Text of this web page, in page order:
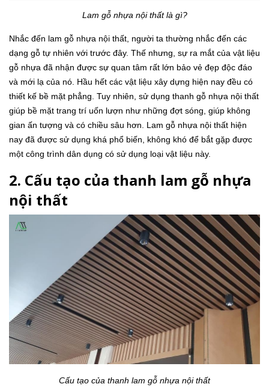
Lam gỗ nhựa nội thất là gì?
Nhắc đến lam gỗ nhựa nội thất, người ta thường nhắc đến các
dạng gỗ tự nhiên với trước đây. Thế nhưng, sự ra mắt của vật liệu
gỗ nhựa đã nhận được sự quan tâm rất lớn bảo vẻ đẹp độc đáo
và mới lạ của nó. Hầu hết các vật liệu xây dựng hiện nay đều có
thiết kế bề mặt phẳng. Tuy nhiên, sử dụng thanh gỗ nhựa nội thất
giúp bề mặt trang trí uốn lượn như những đợt sóng, giúp không
gian ấn tượng và có chiều sâu hơn. Lam gỗ nhựa nội thất hiện
nay đã được sử dụng khá phổ biến, không khó để bắt gặp được
một công trình dân dụng có sử dụng loại vật liệu này.
2. Cấu tạo của thanh lam gỗ nhựa
nội thất
Cấu tạo của thanh lam gỗ nhựa nội thất